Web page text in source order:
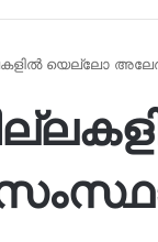
യെല്ലോ